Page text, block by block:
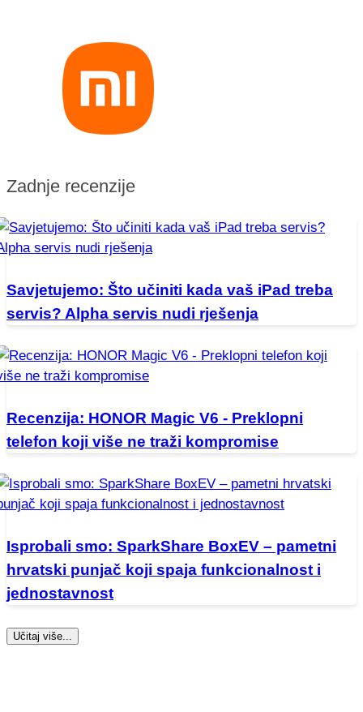
Zadnje recenzije
Savjetujemo: Što učiniti kada vaš iPad treba
servis? Alpha servis nudi rješenja
Recenzija: HONOR Magic V6 - Preklopni
telefon koji više ne traži kompromise
Isprobali smo: SparkShare BoxEV – pametni
hrvatski punjač koji spaja funkcionalnost i
jednostavnost
Učitaj više...